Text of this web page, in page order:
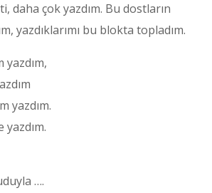
daha çok yazdım. Bu dostların
yazdıklarımı bu blokta topladım.
yazdım,
yazdım.
….